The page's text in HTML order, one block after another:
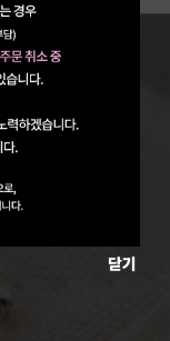
닫기